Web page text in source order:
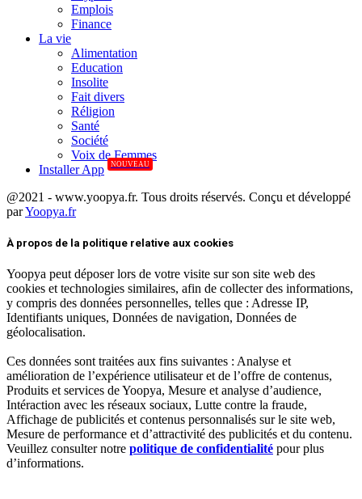
Emplois
Finance
La vie
Alimentation
Education
Insolite
Fait divers
Réligion
Santé
Société
Voix de Femmes
Installer App
NOUVEAU
@2021 - www.yoopya.fr. Tous droits réservés. Conçu et développé
parYoopya.fr
À propos de la politique relative aux cookies
Yoopya peut déposer lors de votre visite sur son site web des
cookies et technologies similaires, afin de collecter des informations,
y compris des données personnelles, telles que : Adresse IP,
Identifiants uniques, Données de navigation, Données de
géolocalisation.
Ces données sont traitées aux fins suivantes : Analyse et
amélioration de l’expérience utilisateur et de l’offre de contenus,
Produits et services de Yoopya, Mesure et analyse d’audience,
Intéraction avec les réseaux sociaux, Lutte contre la fraude,
Affichage de publicités et contenus personnalisés sur le site web,
Mesure de performance et d’attractivité des publicités et du contenu.
Veuillez consulter notre politique de confidentialité pour plus
d’informations.